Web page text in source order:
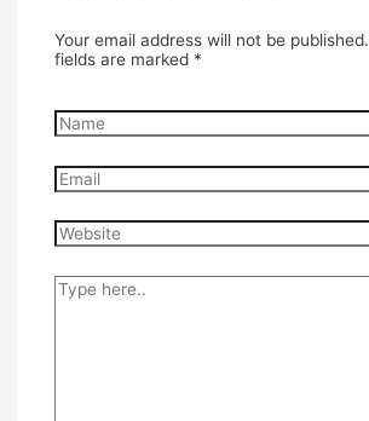
Your email address will not be published.
fields are marked *
Name
Email
Website
Type
here..